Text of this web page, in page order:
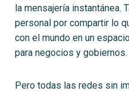
la mensajería instantánea.
personal por compartir lo
con el mundo en un
para negocios y gobiernos.
Pero todas las redes sin